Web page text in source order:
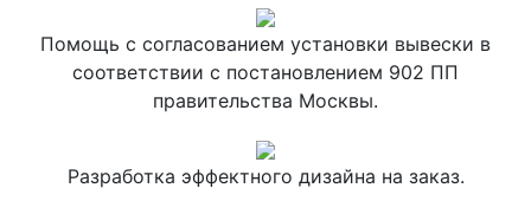
Помощь с согласованием установки вывески в
соответствии с постановлением 902 ПП
правительства Москвы.
Разработка эффектного дизайна на заказ.